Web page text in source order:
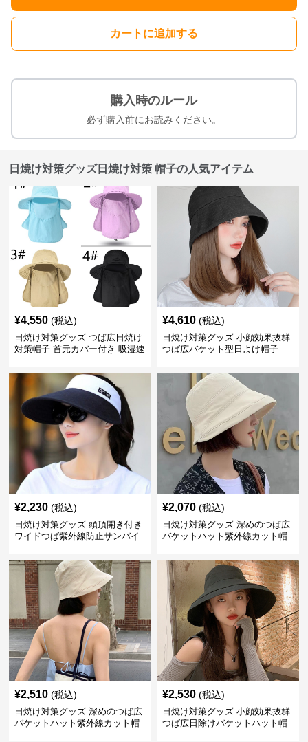
カートに追加する
購入時のルール
必ず購入前にお読みください。
日焼け対策グッズ日焼け対策 帽子の人気アイテム
¥4,550 (税込)
日焼け対策グッズ つば広日焼け
対策帽子 首元カバー付き 吸湿速
¥4,610 (税込)
日焼け対策グッズ 小顔効果抜群
つば広バケット型日よけ帽子
¥2,230 (税込)
日焼け対策グッズ 頭頂開き付き
ワイドつば紫外線防止サンバイ
¥2,070 (税込)
日焼け対策グッズ 深めのつば広
バケットハット紫外線カット帽
¥2,510 (税込)
日焼け対策グッズ 深めのつば広
バケットハット紫外線カット帽
¥2,530 (税込)
日焼け対策グッズ 小顔効果抜群
つば広日除けバケットハット帽